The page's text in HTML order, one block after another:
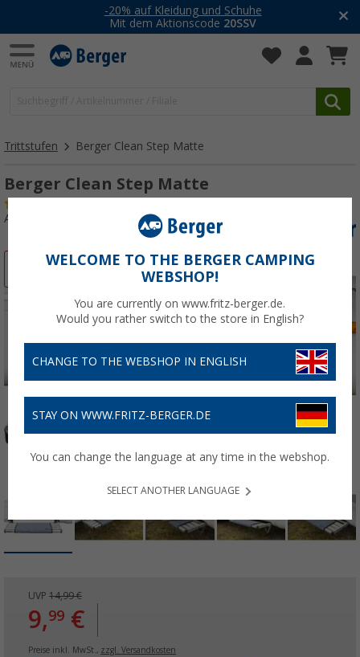
-20% auf Kleidung und Schuhe
Mit dem Aktionscode 20SSV
Trittstufen Berger Clean Step Matte
Berger Clean Step Matte
Art.-Nr.: 470184
UVP 14,99 €
9,99 €
Preise inkl. MwSt., zzgl. Versandkosten
WELCOME TO THE BERGER CAMPING
WEBSHOP!
You are currently on www.fritz-berger.de.
Would you rather switch to the store in English?
CHANGE TO THE WEBSHOP IN ENGLISH
STAY ON WWW.FRITZ-BERGER.DE
You can change the language at any time in the webshop.
SELECT ANOTHER LANGUAGE